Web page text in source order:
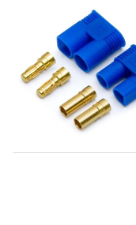
Helikopter